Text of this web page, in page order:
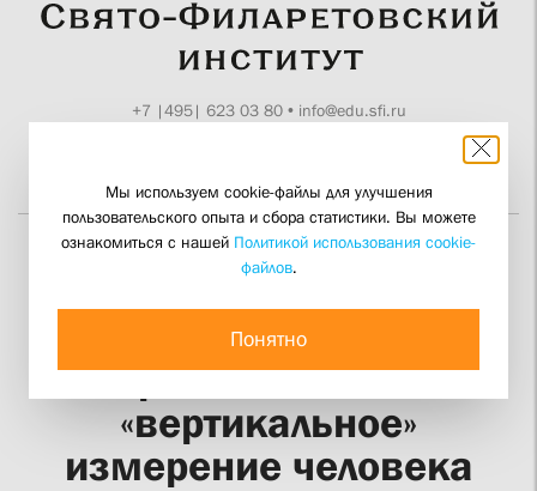
+7 |495| 623 03 80• info@edu.sfi.ru
Новая христианская
антропология:
«горизонтальное» и
«вертикальное»
измерение человека
Мы используем cookie-файлы для улучшения
пользовательского опыта и сбора статистики. Вы можете
ознакомиться с нашей Политикой использования cookie-
файлов.
Понятно